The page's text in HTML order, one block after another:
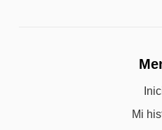
Mi